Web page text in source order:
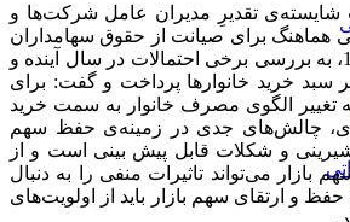
شایسته‌ی تقدیرِ مدیران عامل شرکت‌ها و
هماهنگ برای صیانت از حقوق سهامداران
و کارگران در سال 1402، به بررسی برخی احتمالات در سال آینده و
سبد خرید خانوارها پرداخت و گفت: برای
به تغییر الگوی مصرف خانوار به سمت خرید
چالش‌های جدی در زمینه‌ی حفظ سهم
و شکلات قابل پیش بینی است و از
بازار می‌تواند تاثیرات منفی را به دنبال
و ارتقای سهم بازار باید از اولویت‌های